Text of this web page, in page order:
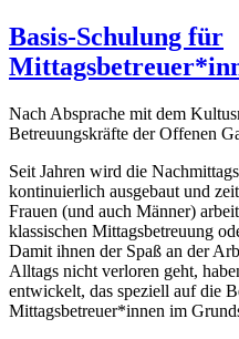
Basis-Schulung für
Nach Absprache mit dem
Betreuungskräfte der Offenen
Seit Jahren wird die
kontinuierlich ausgebaut und
Frauen (und auch Männer)
klassischen Mittagsbetreuung
Damit ihnen der Spaß an der
Alltags nicht verloren geht,
entwickelt, das speziell auf die
Mittagsbetreuer*innen im